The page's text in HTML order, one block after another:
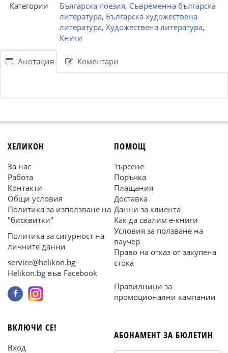
Категории
Българска поезия, Съвременна българска
литература, Българска художествена
литература, Художествена литература,
Книги
Анотация Коментари
ХЕЛИКОН
За нас
Работа
Контакти
Общи условия
Политика за използване на
"бисквитки"
Политика за сигурност на
личните данни
service@helikon.bg
Helikon.bg във Facebook
ПОМОЩ
Търсене
Поръчка
Плащания
Доставка
Данни за клиента
Как да свалим е-книги
Условия за ползване на
ваучер
Право на отказ от закупена
стока
Правилници за
промоционални кампании
ВКЛЮЧИ СЕ!
Вход
АБОНАМЕНТ ЗА БЮЛЕТИН